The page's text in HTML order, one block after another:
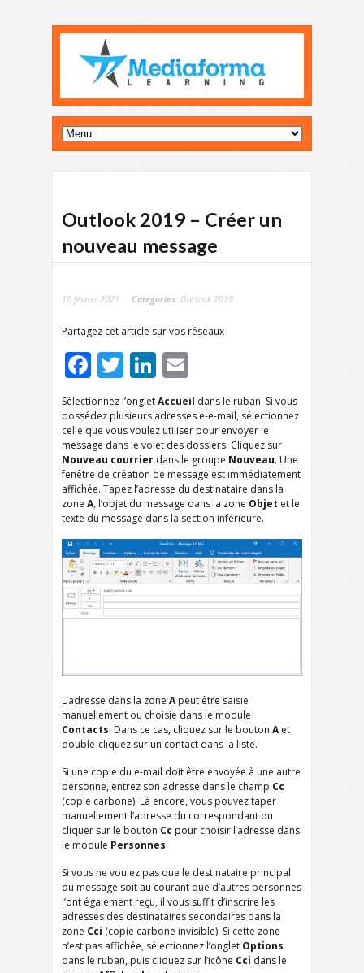
Outlook 2019 – Créer un
nouveau message
10 février 2021 Categories: Outlook 2019
Partagez cet article sur vos réseaux
Facebook
TwitterLinkedIn
Sélectionnez l’ongletAccueil dans le ruban. Si vous
possédez plusieurs adresses e-e-mail, sélectionnez
celle que vous voulez utiliser pour envoyer le
message dans le volet des dossiers. Cliquez sur
Nouveau courrier dans le groupe Nouveau. Une
fenêtre de création de message est immédiatement
affichée. Tapez l’adresse du destinataire dans la
zone A, l’objet du message dans la zone Objet et le
texte du message dans la section inférieure.
L’adresse dans la zone Apeut être saisie
manuellement ou choisie dans le module
Contacts. Dans ce cas, cliquez sur le bouton Aet
double-cliquez sur un contact dans la liste.
Si une copie du e-mail doit être envoyée à une autre
personne, entrez son adresse dans le champ Cc
(copie carbone). Là encore, vous pouvez taper
manuellement l’adresse du correspondant ou
cliquer sur le bouton Cc pour choisir l’adresse dans
le module Personnes.
Si vous ne voulez pas que le destinataire principal
du message soit au courant que d’autres personnes
l’ont également reçu, il vous suffit d’inscrire les
adresses des destinataires secondaires dans la
zone Cci (copie carbone invisible). Si cette zone
n’est pas affichée, sélectionnez l’onglet Options
dans le ruban, puis cliquez sur l’icône Cci dans le